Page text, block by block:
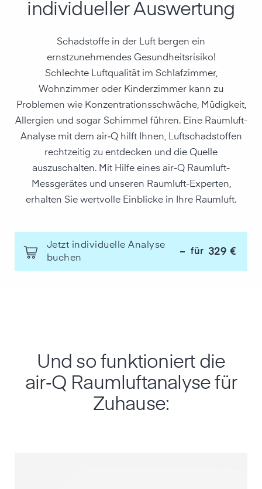
individueller Auswertung
Schadstoffe in der Luft bergen ein
ernstzunehmendes Gesundheitsrisiko!
Schlechte Luftqualität im Schlafzimmer,
Wohnzimmer oder Kinderzimmer kann zu
Problemen wie Konzentrations­schwäche, Müdigkeit,
Allergien und sogar Schimmel führen. Eine Raumluft-
Analyse mit dem air‑Q hilft Ihnen, Luftschadstoffen
rechtzeitig zu entdecken und die Quelle
auszuschalten. Mit Hilfe eines air-Q Raumluft-
Messgerätes und unseren Raumluft-Experten,
erhalten Sie wertvolle Einblicke in Ihre Raumluft.
Jetzt individuelle Analyse
buchen
– für 329 €
Und so funktioniert die
air‑Q Raumluft­analyse für
Zuhause: